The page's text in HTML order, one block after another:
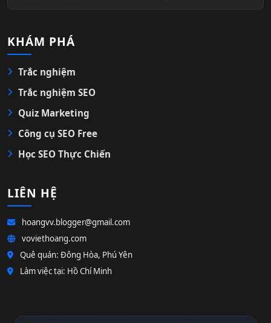
KHÁM PHÁ
Trắc nghiệm
Trắc nghiệm SEO
Quiz Marketing
Công cụ SEO Free
Học SEO Thực Chiến
LIÊN HỆ
hoangvv.blogger@gmail.com
voviethoang.com
Quê quán: Đông Hòa, Phú Yên
Làm việc tại: Hồ Chí Minh